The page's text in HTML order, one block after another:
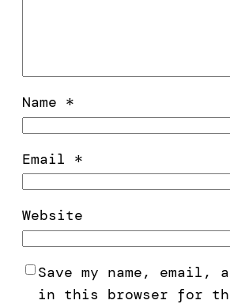
Name *
Email *
Website
Save my name, email,
in this browser for